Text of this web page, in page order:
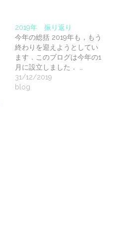
2019年 振り返り
今年の総括 2019年も，もう
終わりを迎えようとしてい
ます．このブログは今年の1
月に設立しました． …
31/12/2019
blog